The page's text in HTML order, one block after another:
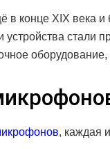
конце XIX века
устройства стали
оборудование,
, каждая